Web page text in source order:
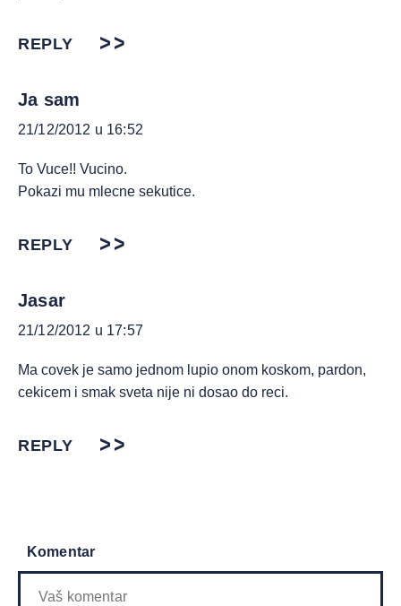
REPLY
Ja sam
21/12/2012 u 16:52
To Vuce!! Vucino.
Pokazi mu mlecne sekutice.
REPLY
Jasar
21/12/2012 u 17:57
Ma covek je samo jednom lupio onom koskom, pardon,
cekicem i smak sveta nije ni dosao do reci.
REPLY
Komentar